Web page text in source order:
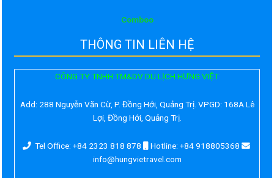
Comboo
THÔNG TIN LIÊN HỆ
CÔNG TY TNHH TM&DV DU LỊCH HƯNG VIỆT
Add: 288 Nguyễn Văn Cừ, P. Đồng Hới, Quảng Trị. VPGD: 168A Lê
Lợi, Đồng Hới, Quảng Trị.
Tel Office: +84 2323 818 878
Hotline: +84 918805368
info@hungvietravel.com